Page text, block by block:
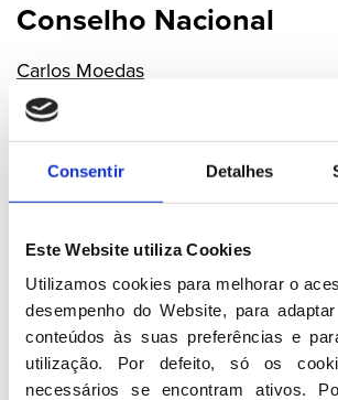
Consentir Detalhes
Este Website utiliza Cookies
Utilizamos cookies para melhorar o
desempenho do Website, para
conteúdos às suas preferências e
utilização. Por defeito, só os
necessários se encontram ativos.
Conselho Nacional
Carlos Moedas
Maria Luís Albuquerque
Teresa Morais
Rubina Maria Branco Leal Vargas
Berta Cabral